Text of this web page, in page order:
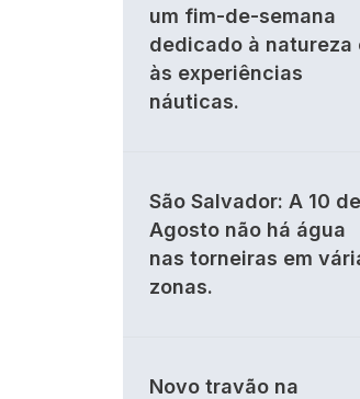
um fim-de-semana
dedicado à natureza
às experiências
náuticas.
São Salvador: A 10 de
Agosto não há água
nas torneiras em
zonas.
Novo travão na